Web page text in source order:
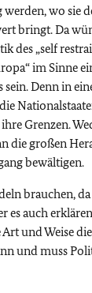
wo sie
bringt. Da
des „self
im Sinne
Denn in
Grenzen.
die großen
bewältigen.
brauchen,
auch
und Weise
und muss